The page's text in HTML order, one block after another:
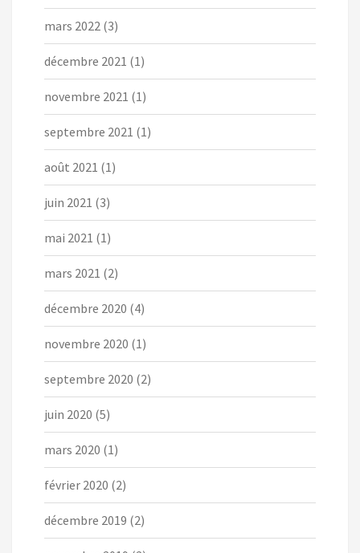
mars 2022 (3)
décembre 2021 (1)
novembre 2021 (1)
septembre 2021 (1)
août 2021 (1)
juin 2021 (3)
mai 2021 (1)
mars 2021 (2)
décembre 2020 (4)
novembre 2020 (1)
septembre 2020 (2)
juin 2020 (5)
mars 2020 (1)
février 2020 (2)
décembre 2019 (2)